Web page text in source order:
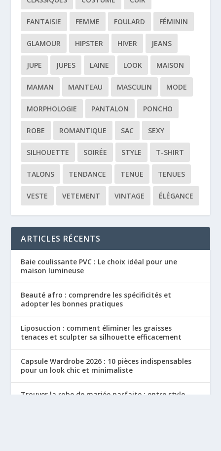
FANTAISIE FEMME FOULARD FÉMININ
GLAMOUR HIPSTER HIVER JEANS
JUPE JUPES LAINE LOOK MAISON
MAMAN MANTEAU MASCULIN MODE
MORPHOLOGIE PANTALON PONCHO
ROBE ROMANTIQUE SAC SEXY
SILHOUETTE SOIRÉE STYLE T-SHIRT
TALONS TENDANCE TENUE TENUES
VESTE VETEMENT VINTAGE ÉLÉGANCE
ARTICLES RÉCENTS
Baie coulissante PVC : Le choix idéal pour une
maison lumineuse
Beauté afro : comprendre les spécificités et
adopter les bonnes pratiques
Liposuccion : comment éliminer les graisses
tenaces et sculpter sa silhouette efficacement
Capsule Wardrobe 2026 : 10 pièces indispensables
pour un look chic et minimaliste
Trouver la robe de mariée parfaite : entre style,